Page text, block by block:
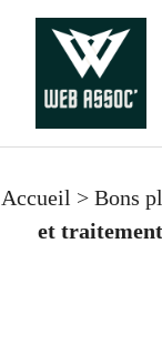
Aller
Accueil > Bons
et